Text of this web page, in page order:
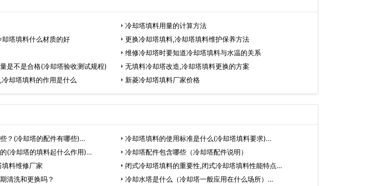
冷却塔填料用量的计算方法
塔填料什么材质的好
更换冷却塔填料,冷却塔填料维护保养方法
维修冷却塔时要知道冷却塔填料与水温的关系
是不是合格(冷却塔验收测试规程)
无填料冷却塔改造,冷却塔填料更换的方案
却塔填料的作用是什么
新菱冷却塔填料厂家价格
？(冷却塔的配件有哪些)…
冷却塔填料的使用标准是什么(冷却塔填料要求)…
(冷却塔的填料起什么作用)…
冷却塔配件包含哪些（冷却塔配件说明）
料维修厂家
闭式冷却塔填料的重要性,闭式冷却塔填料性能特点…
清洗和更换吗？
冷却水塔是什么（冷却塔一般应用在什么场所）…